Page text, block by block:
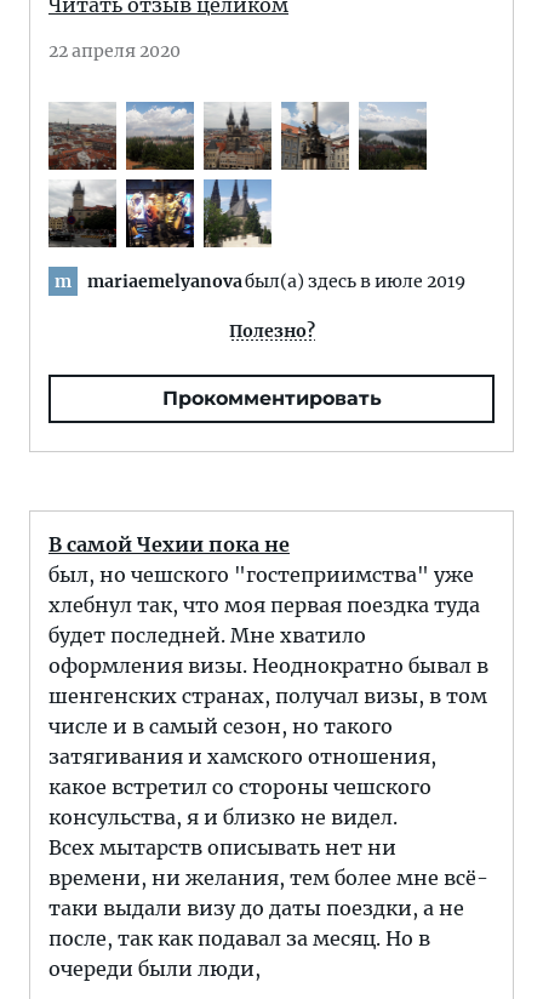
Читать отзыв целиком
22 апреля 2020
m mariaemelyanovaбыл(а) здесь в июле 2019
Полезно?
Прокомментировать
В самой Чехии пока не
был, но чешского "гостеприимства" уже
хлебнул так, что моя первая поездка туда
будет последней. Мне хватило
оформления визы. Неоднократно бывал в
шенгенских странах, получал визы, в том
числе и в самый сезон, но такого
затягивания и хамского отношения,
какое встретил со стороны чешского
консульства, я и близко не видел.
Всех мытарств описывать нет ни
времени, ни желания, тем более мне всё-
таки выдали визу до даты поездки, а не
после, так как подавал за месяц. Но в
очереди были люди,